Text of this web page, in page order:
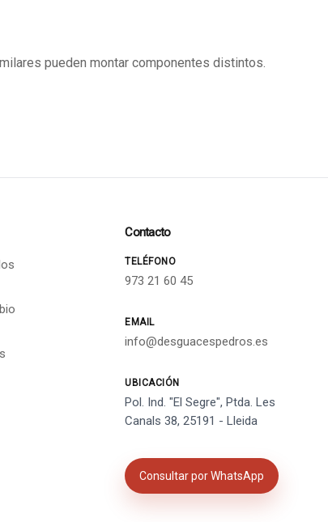
pueden montar componentes distintos.
Contacto
TELÉFONO
973 21 60 45
EMAIL
info@desguacespedros.es
UBICACIÓN
Pol. Ind. "El Segre", Ptda. Les
Canals 38, 25191 - Lleida
Consultar por WhatsApp